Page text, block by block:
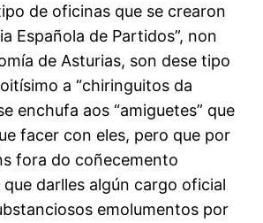
de oficinas que se crearon
Española de Partidos”, non
de Asturias, son dese tipo
a “chiringuitos da
enchufa aos “amiguetes” que
facer con eles, pero que por
fora do coñecemento
darlles algún cargo oficial
emolumentos por